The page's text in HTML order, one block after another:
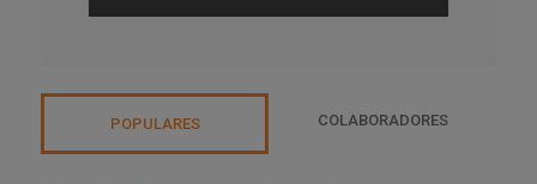
POPULARES COLABORADORES